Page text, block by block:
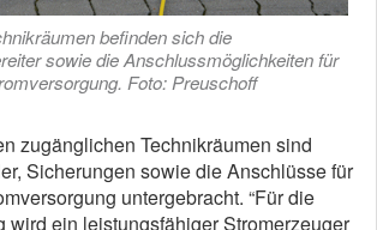
befinden sich die
sowie die Anschlussmöglichkeiten für
Foto: Preuschoff
zugänglichen Technikräumen sind
Sicherungen sowie die Anschlüsse für
untergebracht. “Für die
wird ein leistungsfähiger Stromerzeuger